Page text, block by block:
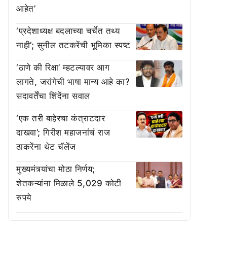
आहेत’
‘प्रदेशाध्यक्ष बदलाच्या चर्चेत तथ्य
नाही’; सुनील तटकरेंची भूमिका स्पष्ट
‘ठाणे की रिक्षा’ म्हटल्यावर आग
लागते, जरांगेची भाषा मान्य आहे का?
सदावर्तेंचा शिंदेंना सवाल
‘एक तरी बाहेरचा कंत्राटदार
दाखवा’; गिरीश महाजनांचं राज
ठाकरेंना थेट चॅलेंज
मुख्यमंत्र्यांचा मोठा निर्णय;
शेतकऱ्यांना मिळाले 5,029 कोटी
रुपये